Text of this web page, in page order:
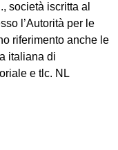
società iscritta al
l’Autorità per le
riferimento anche le
italiana di
e tlc. NL